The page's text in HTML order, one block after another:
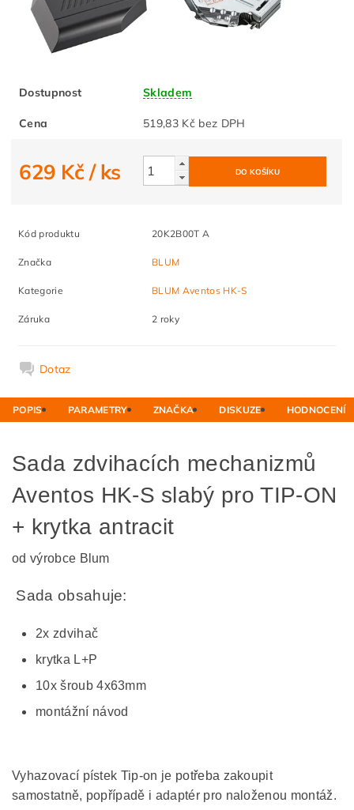
Dostupnost Skladem
Cena 519,83 Kč bez DPH
629 Kč/ ks
Kód produktu 20K2B00T A
Značka BLUM
Kategorie BLUM Aventos HK-S
Záruka 2 roky
Dotaz
POPIS PARAMETRY ZNAČKA DISKUZE HODNOCENÍ
Sada zdvihacích mechanizmů
Aventos HK-S slabý pro TIP-ON
+ krytka antracit
od výrobce Blum
Sada obsahuje:
2x zdvihač
krytka L+P
10x šroub 4x63mm
montážní návod
Vyhazovací pístek Tip-on je potřeba zakoupit
samostatně, popřípadě i adaptér pro naloženou montáž.